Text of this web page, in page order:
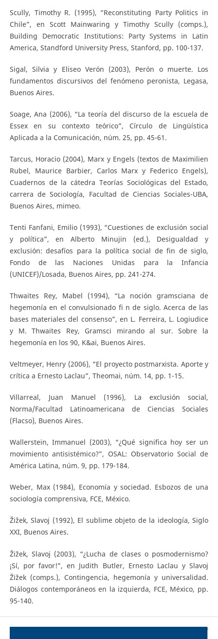
Scully, Timothy R. (1995), “Reconstituting Party Politics in
Chile”, en Scott Mainwaring y Timothy Scully (comps.),
Building Democratic Institutions: Party Systems in Latin
America, Standford University Press, Stanford, pp. 100-137.
Sigal, Silvia y Eliseo Verón (2003), Perón o muerte. Los
fundamentos discursivos del fenómeno peronista, Legasa,
Buenos Aires.
Soage, Ana (2006), “La teoría del discurso de la escuela de
Essex en su contexto teórico”, Círculo de Lingüística
Aplicada a la Comunicación, núm. 25, pp. 45-61.
Tarcus, Horacio (2004), Marx y Engels (textos de Maximilien
Rubel, Maurice Barbier, Carlos Marx y Federico Engels),
Cuadernos de la cátedra Teorías Sociológicas del Estado,
carrera de Sociología, Facultad de Ciencias Sociales-UBA,
Buenos Aires, mimeo.
Tenti Fanfani, Emilio (1993), “Cuestiones de exclusión social
y política”, en Alberto Minujin (ed.), Desigualdad y
exclusión: desafíos para la política social de fin de siglo,
Fondo de las Naciones Unidas para la Infancia
(UNICEF)/Losada, Buenos Aires, pp. 241-274.
Thwaites Rey, Mabel (1994), “La noción gramsciana de
hegemonía en el convulsionado fi n de siglo. Acerca de las
bases materiales del consenso”, en L. Ferreira, L. Logiudice
y M. Thwaites Rey, Gramsci mirando al sur. Sobre la
hegemonía en los 90, K&ai, Buenos Aires.
Veltmeyer, Henry (2006), “El proyecto postmarxista. Aporte y
crítica a Ernesto Laclau”, Theomai, núm. 14, pp. 1-15.
Villarreal, Juan Manuel (1996), La exclusión social,
Norma/Facultad Latinoamericana de Ciencias Sociales
(Flacso), Buenos Aires.
Wallerstein, Immanuel (2003), “¿Qué significa hoy ser un
movimiento antisistémico?”, OSAL: Observatorio Social de
América Latina, núm. 9, pp. 179-184.
Weber, Max (1984), Economía y sociedad. Esbozos de una
sociología comprensiva, FCE, México.
Žižek, Slavoj (1992), El sublime objeto de la ideología, Siglo
XXI, Buenos Aires.
Žižek, Slavoj (2003), “¿Lucha de clases o posmodernismo?
¡Sí, por favor!”, en Judith Butler, Ernesto Laclau y Slavoj
Žižek (comps.), Contingencia, hegemonía y universalidad.
Diálogos contemporáneos en la izquierda, FCE, México, pp.
95-140.